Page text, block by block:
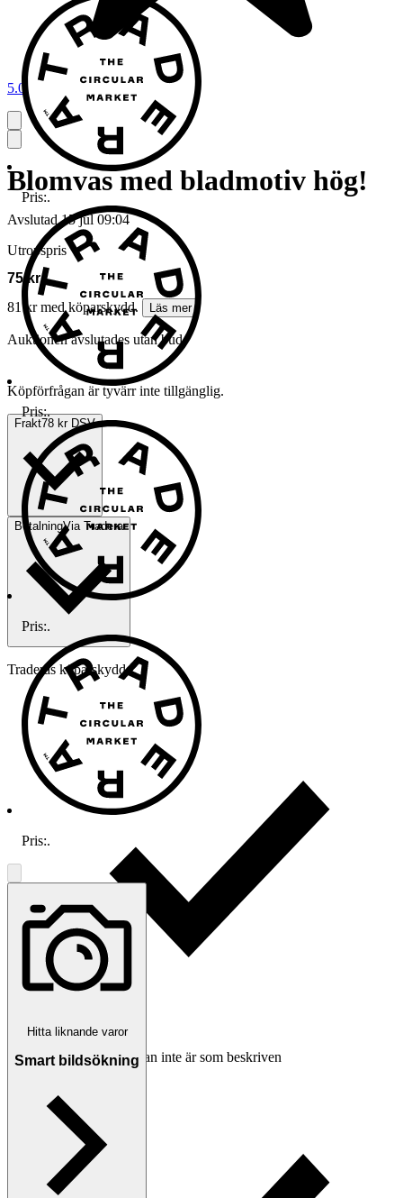
5.0
Blomvas med bladmotiv hög!
Avslutad 15 jul 09:04
Utropspris
75 kr
81 kr med köparskydd.
Läs mer
Auktionen avslutades utan bud
Köpförfrågan är tyvärr inte tillgänglig.
Frakt78 kr DSV
BetalningVia Tradera
Traderas köparskydd
Ersättning om varan inte är som beskriven
Pris:.
Pris:.
Pris:.
Pris:.
Hitta liknande varor
Smart bildsökning